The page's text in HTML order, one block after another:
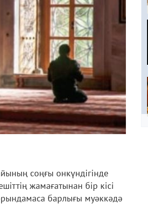
соңғы онкүндігінде
жамағатынан бір кісі
барлығы муәккәдә